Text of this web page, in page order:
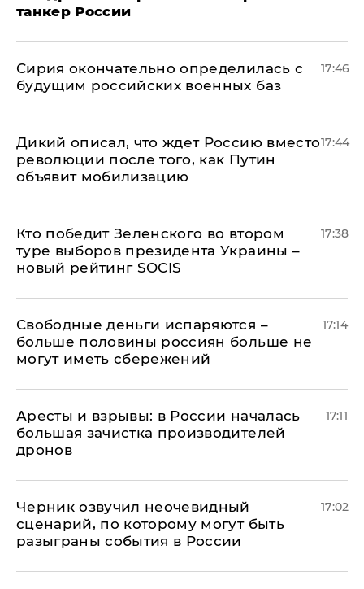
танкер России
Сирия окончательно определилась с
будущим российских военных баз
17:46
Дикий описал, что ждет Россию вместо
революции после того, как Путин
объявит мобилизацию
17:44
Кто победит Зеленского во втором
туре выборов президента Украины –
новый рейтинг SOCIS
17:38
Свободные деньги испаряются –
больше половины россиян больше не
могут иметь сбережений
17:14
Аресты и взрывы: в России началась
большая зачистка производителей
дронов
17:11
Черник озвучил неочевидный
сценарий, по которому могут быть
разыграны события в России
17:02